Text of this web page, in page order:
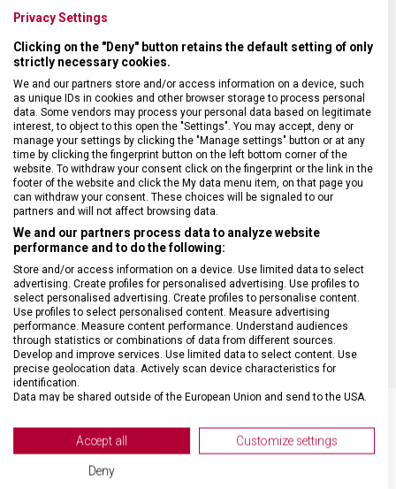
ZÁRUKA 24 měsíců
HMOTNOST 404 g
TYP OSTŘÍ Rovné
MATERIÁL RUKOJETI Polyoxymetylen (POM)
DÉLKA ČEPELE 25 cm
BARVA Černá
SOUVISEJÍCÍ PRODUKTY
Privacy Settings
Clicking on the "Deny" button retains the default setting of only
strictly necessary cookies.
We and our partners store and/or access information on a device, such
as unique IDs in cookies and other browser storage to process personal
data. Some vendors may process your personal data based on legitimate
interest, to object to this open the "Settings". You may accept, deny or
manage your settings by clicking the "Manage settings" button or at any
time by clicking the fingerprint button on the left bottom corner of the
website. To withdraw your consent click on the fingerprint or the link in the
footer of the website and click the My data menu item, on that page you
can withdraw your consent. These choices will be signaled to our
partners and will not affect browsing data.
We and our partners process data to analyze website
performance and to do the following:
Store and/or access information on a device. Use limited data to select
advertising. Create profiles for personalised advertising. Use profiles to
select personalised advertising. Create profiles to personalise content.
Use profiles to select personalised content. Measure advertising
performance. Measure content performance. Understand audiences
through statistics or combinations of data from different sources.
Develop and improve services. Use limited data to select content. Use
precise geolocation data. Actively scan device characteristics for
identification.
Data may be shared outside of the European Union and send to the USA.
View Partner List (2 IAB Vendors)
We use your data for the following purposes:
Accept all Customize settings
Deny